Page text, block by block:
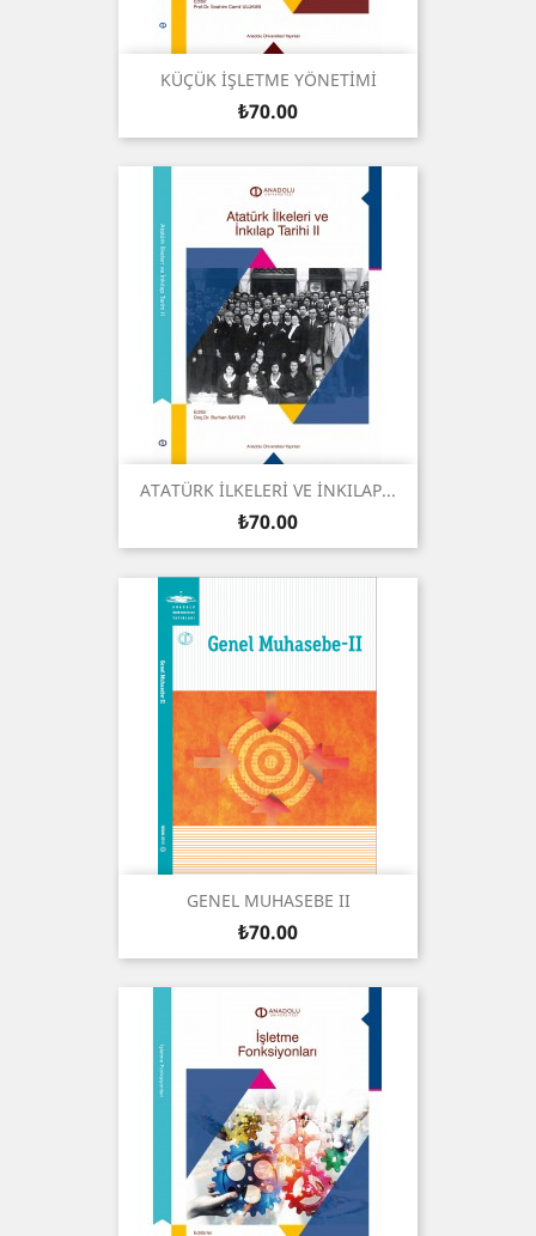
KÜÇÜK İŞLETME YÖNETİMİ
Price
₺70.00
ATATÜRK İLKELERİ VE İNKILAP...
Price
₺70.00
GENEL MUHASEBE II
Price
₺70.00